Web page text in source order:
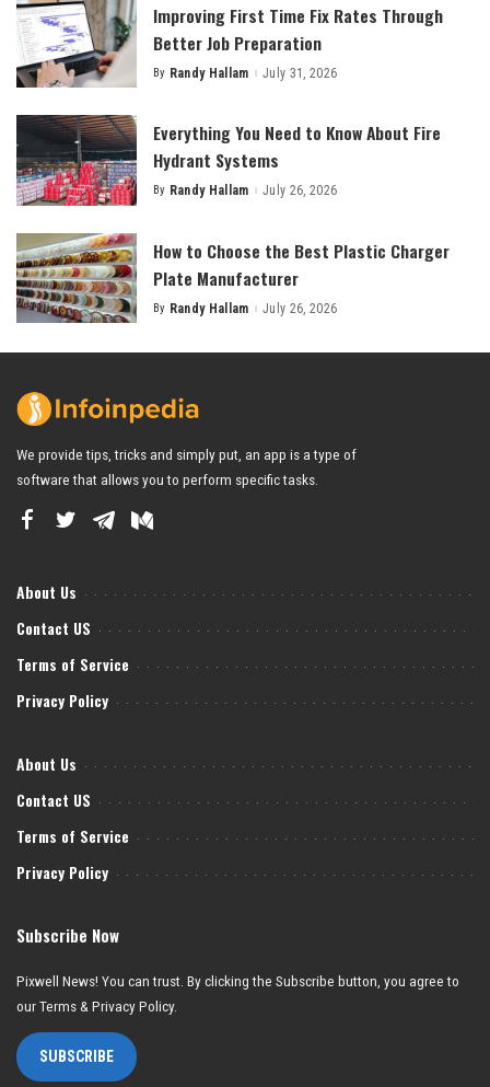
Improving First Time Fix Rates Through
Better Job Preparation
Posted
By Randy Hallam July 31, 2026
Everything You Need to Know About Fire
Hydrant Systems
Posted
By Randy Hallam July 26, 2026
How to Choose the Best Plastic Charger
Plate Manufacturer
Posted
By Randy Hallam July 26, 2026
We provide tips, tricks and simply put, an app is a type of
software that allows you to perform specific tasks.
About Us
Contact US
Terms of Service
Privacy Policy
About Us
Contact US
Terms of Service
Privacy Policy
Subscribe Now
Pixwell News! You can trust. By clicking the Subscribe button, you agree to
our Terms & Privacy Policy.
SUBSCRIBE